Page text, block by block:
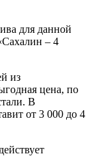
для данной
– 4
из
цена, по
В
от 3 000 до 4